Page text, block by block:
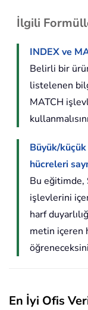
İlgili
INDEX ve
Belirli bir
listelenen
MATCH
Büyük/
hücreleri
Bu eğitimde,
işlevlerini
harf
metin içeren
En İyi Ofis